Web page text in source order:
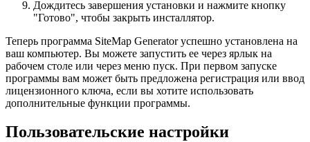
Дождитесь завершения установки и нажмите кнопку
"Готово", чтобы закрыть инсталлятор.
Теперь программа SiteMap Generator успешно установлена на
ваш компьютер. Вы можете запустить ее через ярлык на
рабочем столе или через меню пуск. При первом запуске
программы вам может быть предложена регистрация или ввод
лицензионного ключа, если вы хотите использовать
дополнительные функции программы.
Пользовательские настройки